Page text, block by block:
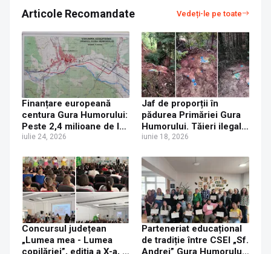
Articole Recomandate Vedeți-le pe toate
Finanțare europeană
centura Gura Humorului:
Peste 2,4 milioane de lei
alocați pentru elaborarea
iulie 24, 2026
Jaf de proporții în
pădurea Primăriei Gura
Humorului. Tăieri ilegale
masive și cioate
pentru ascunderea
urmelor. Sesizare penală
făcută de Garda
Forestieră
iunie 18, 2026
Concursul județean
„Lumea mea - Lumea
copilăriei”, ediția a X-a, la
Parteneriat educațional
de tradiție între CSEI „Sf.
Andrei” Gura Humorului